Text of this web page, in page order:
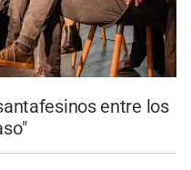
entre los